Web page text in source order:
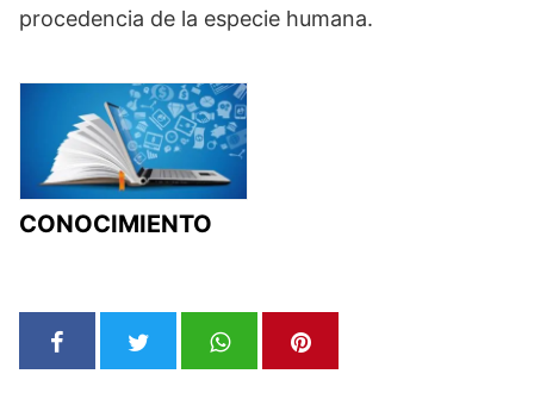
procedencia de la especie humana.
CONOCIMIENTO